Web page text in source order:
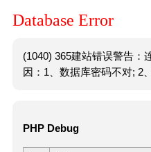
Database Error
(1040) 365建站错误警告：
因：1、数据库密码不对; 2
PHP Debug